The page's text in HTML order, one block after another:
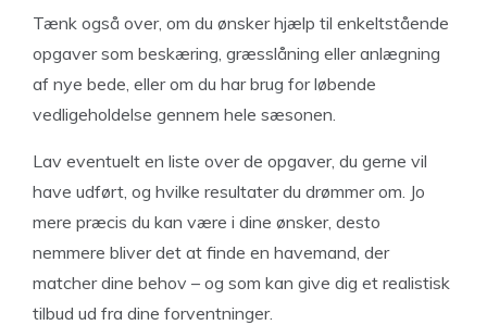
Tænk også over, om du ønsker hjælp til enkeltstående
opgaver som beskæring, græsslåning eller anlægning
af nye bede, eller om du har brug for løbende
vedligeholdelse gennem hele sæsonen.
Lav eventuelt en liste over de opgaver, du gerne vil
have udført, og hvilke resultater du drømmer om. Jo
mere præcis du kan være i dine ønsker, desto
nemmere bliver det at finde en havemand, der
matcher dine behov – og som kan give dig et realistisk
tilbud ud fra dine forventninger.